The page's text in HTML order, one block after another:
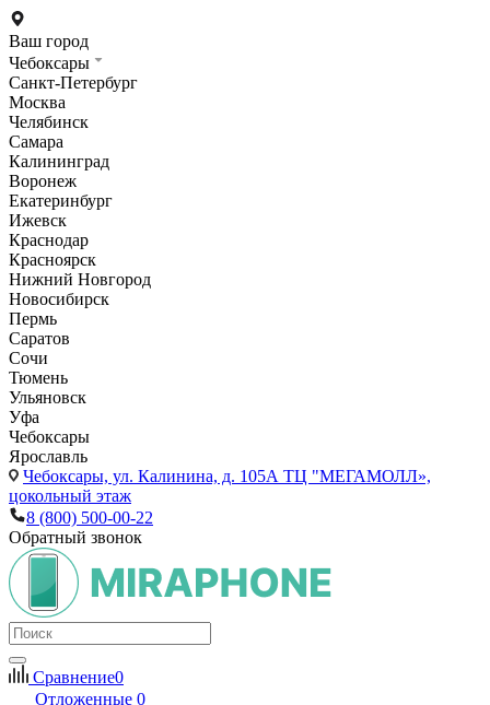
Ваш город
Чебоксары
Санкт-Петербург
Москва
Челябинск
Самара
Калининград
Воронеж
Екатеринбург
Ижевск
Краснодар
Красноярск
Нижний Новгород
Новосибирск
Пермь
Саратов
Сочи
Тюмень
Ульяновск
Уфа
Чебоксары
Ярославль
Чебоксары, ул. Калинина, д. 105А ТЦ "МЕГАМОЛЛ»,
цокольный этаж
8 (800) 500-00-22
Обратный звонок
Сравнение0
Отложенные 0